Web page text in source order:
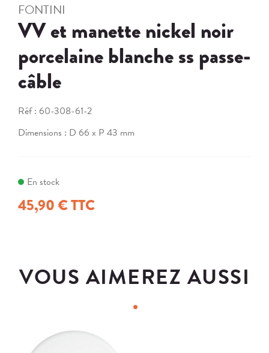
FONTINI
VV et manette nickel noir
porcelaine blanche ss passe-
câble
Réf : 60-308-61-2
Dimensions : D 66 x P 43 mm
En stock
45,90 € TTC
VOUS AIMEREZ AUSSI